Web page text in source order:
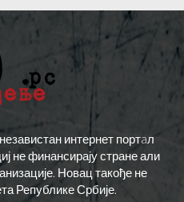
интернет портaл
не финансирају стране али
Новац такође не
Републике Србије.